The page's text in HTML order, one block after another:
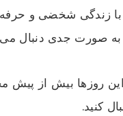
با زندگی شخضی و
به صورت جدی دنبال می
روزها بیش از
کنید.